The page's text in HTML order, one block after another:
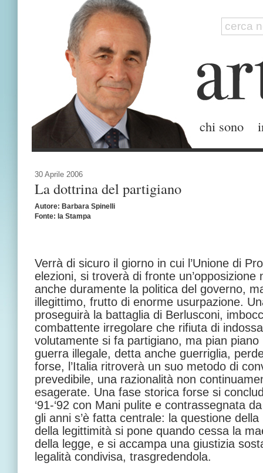
chi sono
30 Aprile 2006
La dottrina del partigiano
Autore: Barbara Spinelli
Fonte: la Stampa
Verrà di sicuro il giorno in cui l’Unione di
elezioni, si troverà di fronte
anche duramente la politica del governo,
illegittimo, frutto di enorme usurpazione.
proseguirà la battaglia di Berlusconi,
combattente irregolare che rifiuta di
volutamente si fa partigiano, ma pian
guerra illegale, detta anche guerriglia,
forse, l’Italia ritroverà un suo metodo di
prevedibile, una razionalità non
esagerate. Una fase storica forse si
‘91-‘92 con Mani pulite e contrassegnata
gli anni s’è fatta centrale: la questione
della legittimità si pone quando cessa la
della legge, e si accampa una giustizia
legalità condivisa, trasgredendola.